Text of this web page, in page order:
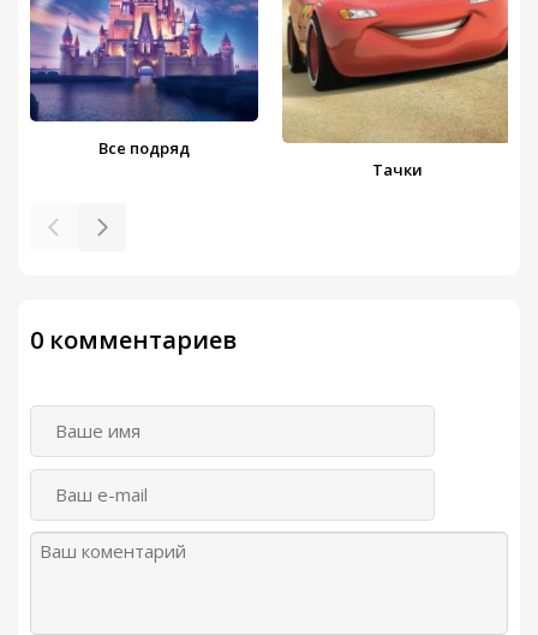
Все подряд
Тачки
0 комментариев